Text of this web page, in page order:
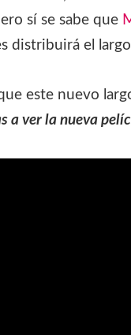
sí se sabe que
distribuirá el
este nuevo
a ver la nueva